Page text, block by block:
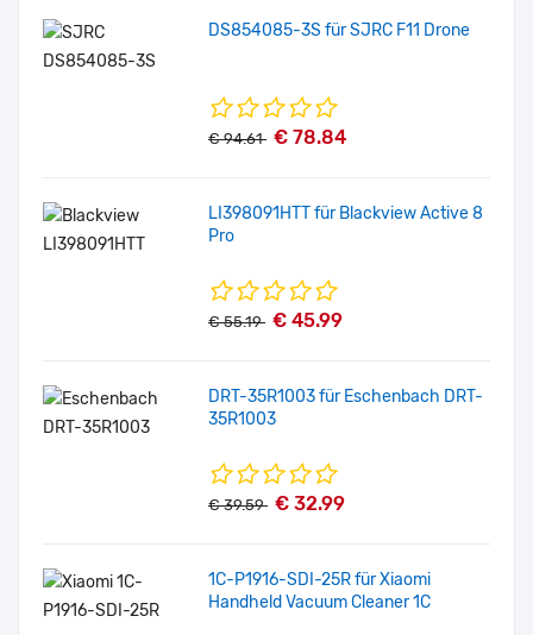
DS854085-3S für SJRC F11 Drone
€ 94.61 € 78.84
LI398091HTT für Blackview Active 8
Pro
€ 55.19 € 45.99
DRT-35R1003 für Eschenbach DRT-
35R1003
€ 39.59 € 32.99
1C-P1916-SDI-25R für Xiaomi
Handheld Vacuum Cleaner 1C